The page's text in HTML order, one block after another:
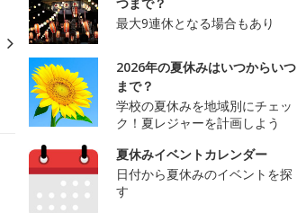
つまで？
最大9連休となる場合もあり
2026年の夏休みはいつからいつ
まで？
学校の夏休みを地域別にチェッ
ク！夏レジャーを計画しよう
夏休みイベントカレンダー
日付から夏休みのイベントを探
す